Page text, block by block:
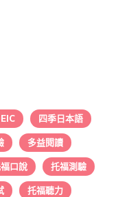
四季日本語
多益閱讀
口說 托福測驗
托福聽力